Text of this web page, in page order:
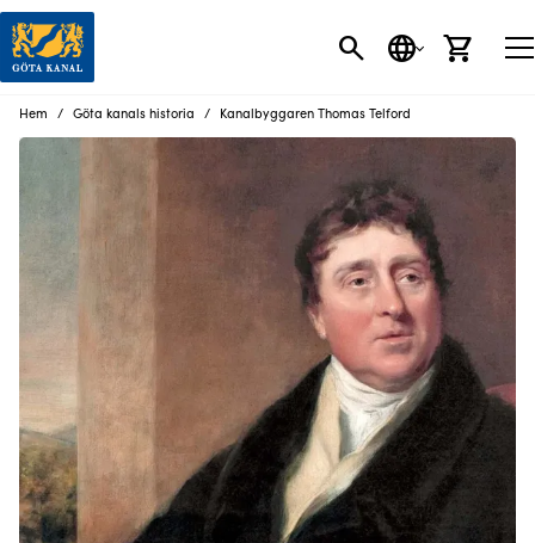
SÖKSPRÅK
Hem Göta kanals historia Kanalbyggaren Thomas Telford